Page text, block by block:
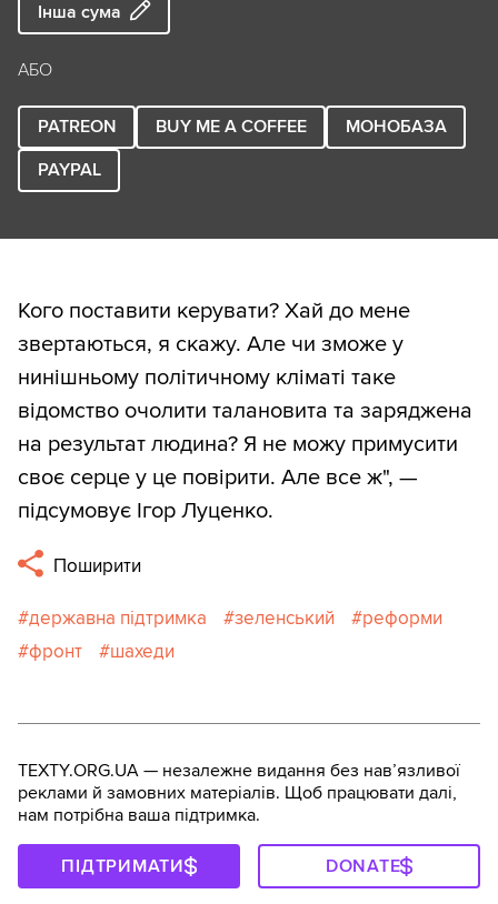
Інша сума
АБО
PATREON BUY ME A COFFEE
МОНОБАЗА
PAYPAL
Кого поставити керувати? Хай до мене
звертаються, я скажу. Але чи зможе у
нинішньому політичному кліматі таке
відомство очолити талановита та заряджена
на результат людина? Я не можу примусити
своє серце у це повірити. Але все ж", —
підсумовує Ігор Луценко.
Поширити
державна підтримка зеленський
реформи
фронт
шахеди
TEXTY.ORG.UA — незалежне видання без навʼязливої
реклами й замовних матеріалів. Щоб працювати далі,
нам потрібна ваша підтримка.
ПІДТРИМАТИ DONATE